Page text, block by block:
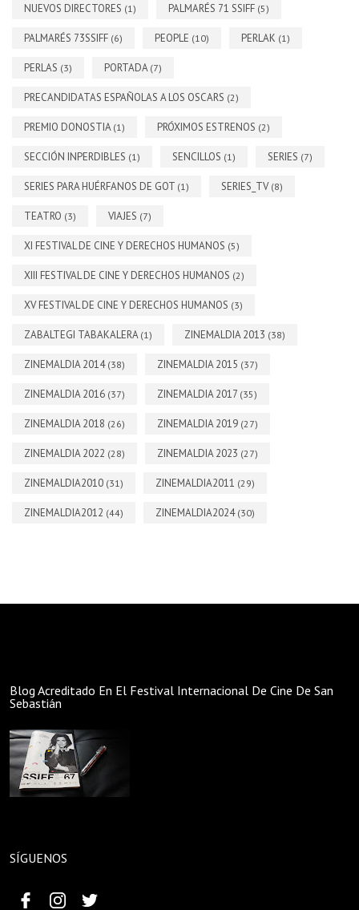
NUEVOS DIRECTORES (1) PALMARÉS 71 SSIFF (5)
PALMARÉS 73SSIFF (6) PEOPLE (10) PERLAK (1)
PERLAS (3) PORTADA (7)
PRECANDIDATAS ESPAÑOLAS A LOS OSCARS (2)
PREMIO DONOSTIA (1) PRÓXIMOS ESTRENOS (2)
SECCIÓN INPERDIBLES (1) SENCILLOS (1) SERIES (7)
SERIES PARA HUÉRFANOS DE GOT (1) SERIES_TV (8)
TEATRO (3) VIAJES (7)
XI FESTIVAL DE CINE Y DERECHOS HUMANOS (5)
XIII FESTIVAL DE CINE Y DERECHOS HUMANOS (2)
XV FESTIVAL DE CINE Y DERECHOS HUMANOS (3)
ZABALTEGI TABAKALERA (1) ZINEMALDIA 2013 (38)
ZINEMALDIA 2014 (38) ZINEMALDIA 2015 (37)
ZINEMALDIA 2016 (37) ZINEMALDIA 2017 (35)
ZINEMALDIA 2018 (26) ZINEMALDIA 2019 (27)
ZINEMALDIA 2022 (28) ZINEMALDIA 2023 (27)
ZINEMALDIA2010 (31) ZINEMALDIA2011 (29)
ZINEMALDIA2012 (44) ZINEMALDIA2024 (30)
Blog Acreditado En El Festival Internacional De Cine De San
Sebastián
SÍGUENOS